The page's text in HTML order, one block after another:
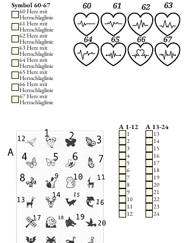
Symbol 60-67
60 Herz mit
Herzschlaglinie
61 Herz mit
Herzschlaglinie
62 Herz mit
Herzschlaglinie
63 Herz mit
Herzschlaglinie
64 Herz mit
Herzschlaglinie
65 Herz mit
Herzschlaglinie
66 Herz mit
Herzschlaglinie
67 Herz mit
Herzschlaglinie
A 1-12
1
2
3
4
5
6
7
8
9
10
11
12
A 13-24
13
14
15
16
17
18
19
20
21
22
23
24